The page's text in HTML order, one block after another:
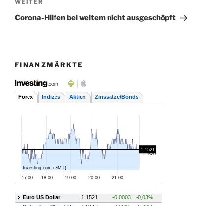
Nächster
Beitrag
WEITER
Corona-Hilfen bei weitem nicht ausgeschöpft
FINANZMÄRKTE